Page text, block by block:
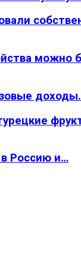
можно
Россию и…